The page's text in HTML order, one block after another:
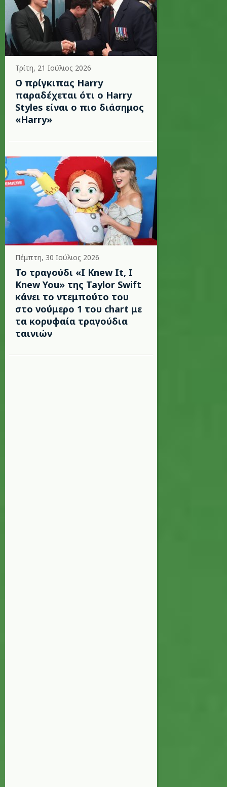
Τρίτη, 21 Ιούλιος 2026
Ο πρίγκιπας Harry
παραδέχεται ότι ο Harry
Styles είναι ο πιο διάσημος
«Harry»
Πέμπτη, 30 Ιούλιος 2026
Το τραγούδι «I Knew It, I
Knew You» της Taylor Swift
κάνει το ντεμπούτο του
στο νούμερο 1 του chart με
τα κορυφαία τραγούδια
ταινιών